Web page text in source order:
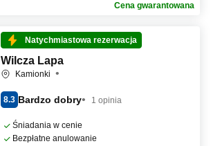
Cena gwarantowana
Natychmiastowa rezerwacja
Wilcza Lapa
Kamionki
8.3 Bardzo dobry 1 opinia
Śniadania w cenie
Bezpłatne anulowanie